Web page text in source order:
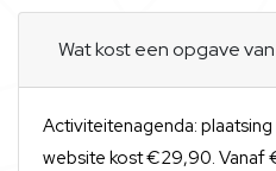
Wat kost een opgave
Activiteitenagenda:
website kost €29,90. Vanaf